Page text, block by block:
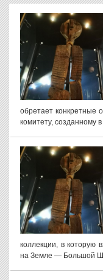
обретает конкретные
комитету, созданному
коллекции, в которую
на Земле — Большой